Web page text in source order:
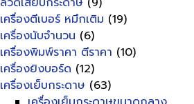
เครื่องตีเบอร์ หมึกเติม (19)
เครื่องนับจำนวน (6)
เครื่องพิมพ์ราคา ตีราคา (10)
เครื่องยิงบอร์ด (12)
เครื่องเย็บกระดาษ (63)